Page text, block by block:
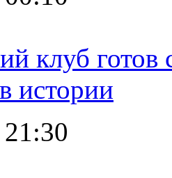
клуб
истории